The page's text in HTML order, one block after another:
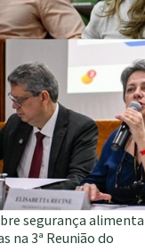
segurança
na 3ª Reunião do